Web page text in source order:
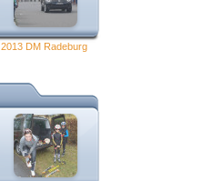
2013 DM Radeburg